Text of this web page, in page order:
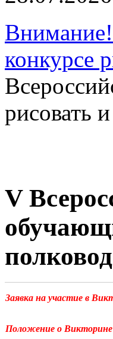
Внимание!
конкурсе
рисовать
V
Заявка на участие в